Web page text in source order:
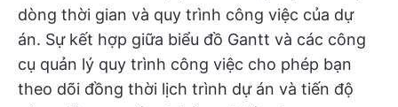
dòng thời gian và quy trình công việc của dự
án. Sự kết hợp giữa biểu đồ Gantt và các công
cụ quản lý quy trình công việc cho phép bạn
theo dõi đồng thời lịch trình dự án và tiến độ